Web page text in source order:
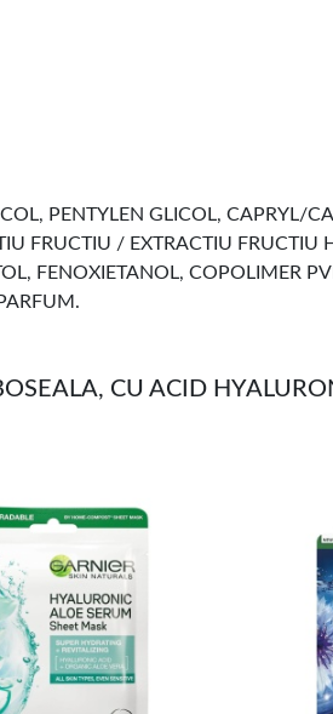
PENTYLEN GLICOL, CAPRYL/
FRUCTIU / EXTRACTIU FRUCTIU
FENOXIETANOL, COPOLIMER
CU ACID